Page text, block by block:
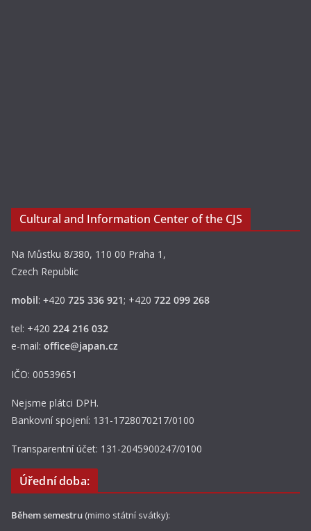
Cultural and Information Center of the CJS
Na Můstku 8/380, 110 00 Praha 1,
Czech Republic
mobil: +420 725 336 921; +420 722 099 268
tel: +420 224 216 032
e-mail: office@japan.cz
IČO: 00539651
Nejsme plátci DPH.
Bankovní spojení: 131-1728070217/0100
Transparentní účet: 131-2045900247/0100
Úřední doba:
Během semestru (mimo státní svátky):